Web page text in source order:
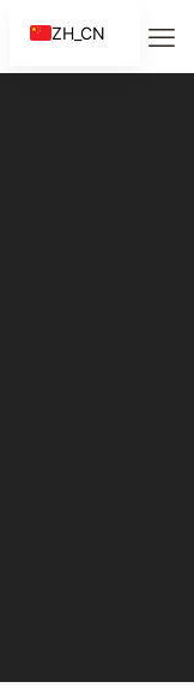
ZH_CN
EN